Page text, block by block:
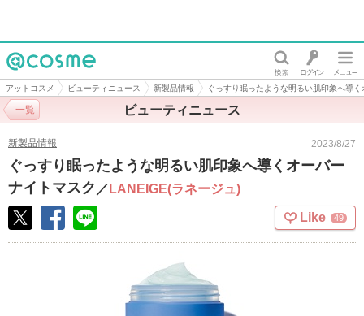
@cosme
アットコスメ ビューティニュース 新製品情報 ぐっすり眠ったような明るい肌印象へ導
ビューティニュース
一覧
新製品情報 2023/8/27
ぐっすり眠ったような明るい肌印象へ導くオーバー
ナイトマスク ／ LANEIGE(ラネージュ)
Like 49